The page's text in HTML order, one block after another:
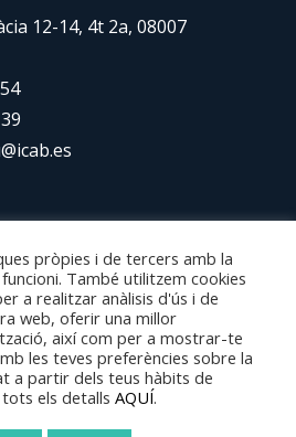
12-14, 4t 2a, 08007
Van Den Eynde – Disseny
–Avís Legal–Politica de
pròpies i de tercers amb la
També utilitzem cookies
a realitzar anàlisis d'ús i de
web, oferir una millor
així com per a mostrar-te
les teves preferències sobre la
a partir dels teus hàbits de
els detalls AQUÍ.